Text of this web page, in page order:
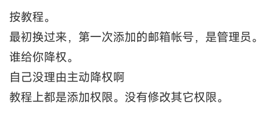
按教程。
最初换过来，第一次添加的邮箱帐号，是管理员。
谁给你降权。
自己没理由主动降权啊
教程上都是添加权限。没有修改其它权限。